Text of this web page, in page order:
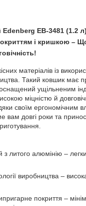
Edenberg EB-3481 (1.2
і кришкою –
матеріалів із
Такий ковшик має
ущільненим
міцністю й
своїм ергономічним
вам довгі роки та
з литого алюмінію –
виробництва – висока
покриття –